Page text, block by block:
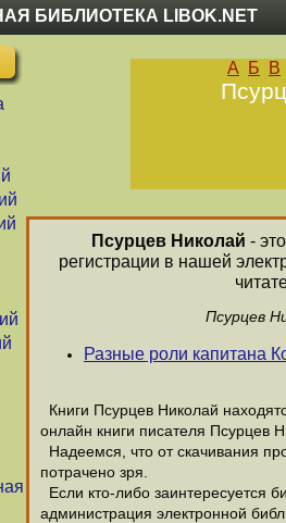
БИБЛИОТЕКА LIBOK.NET
А Б В
Псурцев Николай -
регистрации в нашей
Псурцев
Разные роли капитана
Книги Псурцев Николай
онлайн книги писателя Псурцев
Надеемся, что от скачивания
потрачено зря.
Если кто-либо заинтересуется
администрация электронной